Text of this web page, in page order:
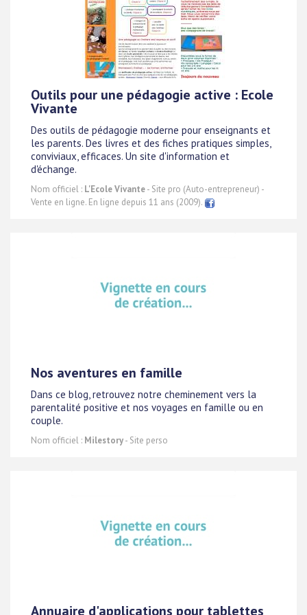
Outils pour une pédagogie active : Ecole
Vivante
Des outils de pédagogie moderne pour enseignants et
les parents. Des livres et des fiches pratiques simples,
conviviaux, efficaces. Un site d'information et
d'échange.
Nom officiel : L'Ecole Vivante- Site pro (Auto-entrepreneur) -
Vente en ligne. En ligne depuis 11 ans (2009).
Nos aventures en famille
Dans ce blog, retrouvez notre cheminement vers la
parentalité positive et nos voyages en famille ou en
couple.
Nom officiel : Milestory- Site perso
Annuaire d'applications pour tablettes